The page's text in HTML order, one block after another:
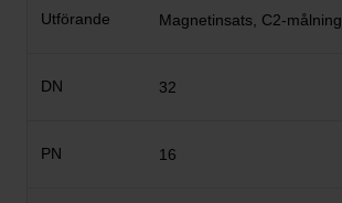
Magnetinsats, C2-målning
32
16